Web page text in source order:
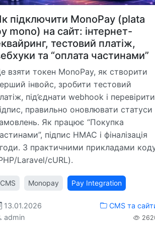
підключити MonoPay (plata
mono) на сайт: інтернет-
тестовий платіж,
та “оплата частинами”
взяти токен MonoPay, як створити
інвойс, зробити тестовий
під’єднати webhook і перевірити
правильно оновлювати статуси
Як працює “Покупка
підпис HMAC і фіналізація
З практичними прикладами
Laravel/cURL).
CMS Monopay Pay Integration
13.01.2026
admin
CMS та